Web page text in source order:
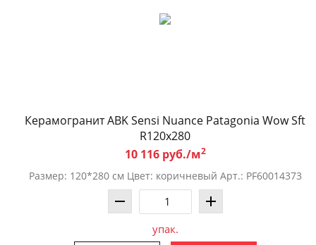
Керамогранит ABK Sensi Nuance Patagonia Wow Sft
R120x280
10 116 руб./м2
Размер: 120*280 см Цвет: коричневый Арт.: PF60014373
упак.